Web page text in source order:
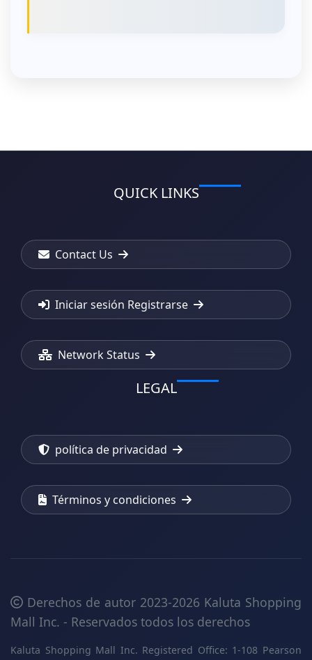
QUICK LINKS
Contact Us
Iniciar sesión Registrarse
Network Status
LEGAL
política de privacidad
Términos y condiciones
Derechos de autor 2023-2026 Kaluta Shopping
Mall Inc. - Reservados todos los derechos
Kaluta Shopping Mall Inc. Registered Office: 1-108 Pearson